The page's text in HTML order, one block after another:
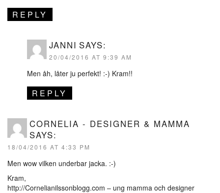
REPLY
JANNI SAYS:
20/04/2016 AT 9:39 AM
Men åh, låter ju perfekt! :-) Kram!!
REPLY
CORNELIA - DESIGNER & MAMMA
SAYS:
18/04/2016 AT 4:33 PM
Men wow vilken underbar jacka. :-)
Kram,
http://Cornelianilssonblogg.com – ung mamma och designer